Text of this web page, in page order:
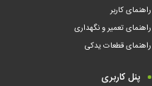
راهنمای کاربر
راهنمای تعمیر و نگهداری
راهنمای قطعات یدکی
پنل کاربری